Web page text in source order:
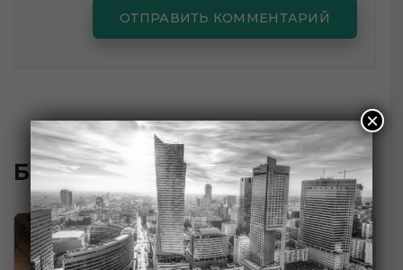
Блог
×